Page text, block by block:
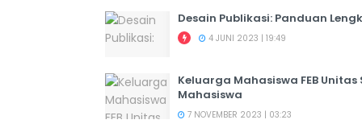
Desain Publikasi: Panduan
4 JUNI 2023 | 19:49
Keluarga Mahasiswa FEB
Mahasiswa
7 NOVEMBER 2023 | 03:23